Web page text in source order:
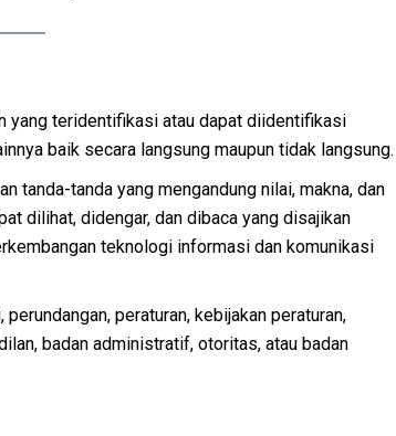
yang teridentifikasi atau dapat diidentifikasi
baik secara langsung maupun tidak langsung.
tanda-tanda yang mengandung nilai, makna, dan
dilihat, didengar, dan dibaca yang disajikan
teknologi informasi dan komunikasi
peraturan, kebijakan peraturan,
badan administratif, otoritas, atau badan